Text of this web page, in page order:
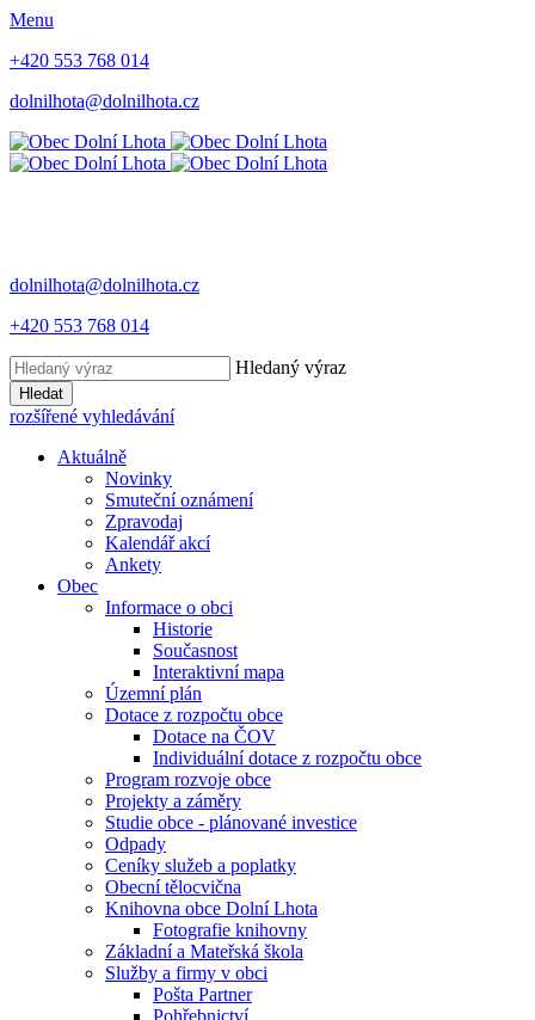
Menu
+420 553 768 014
dolnilhota@dolnilhota.cz
dolnilhota@dolnilhota.cz
+420 553 768 014
Hledaný výraz
Hledat
rozšířené vyhledávání
Aktuálně
Novinky
Smuteční oznámení
Zpravodaj
Kalendář akcí
Ankety
Obec
Informace o obci
Historie
Současnost
Interaktivní mapa
Územní plán
Dotace z rozpočtu obce
Dotace na ČOV
Individuální dotace z rozpočtu obce
Program rozvoje obce
Projekty a záměry
Studie obce - plánované investice
Odpady
Ceníky služeb a poplatky
Obecní tělocvična
Knihovna obce Dolní Lhota
Fotografie knihovny
Základní a Mateřská škola
Služby a firmy v obci
Pošta Partner
Pohřebnictví